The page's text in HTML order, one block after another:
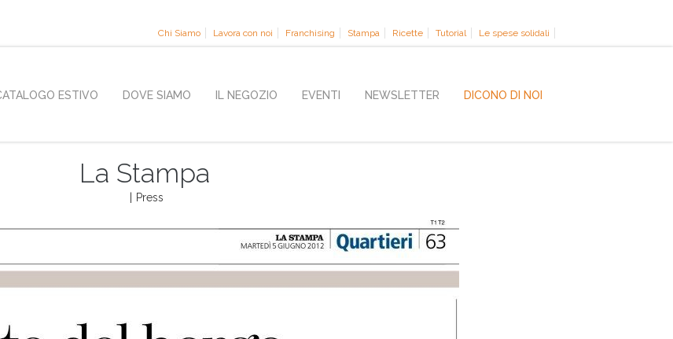
Chi Siamo Lavora con noi Franchising Stampa Ricette Tutorial Le spese solidali
ESTIVO DOVE SIAMO IL NEGOZIO EVENTI NEWSLETTER DICONO DI NOI
La Stampa
Press